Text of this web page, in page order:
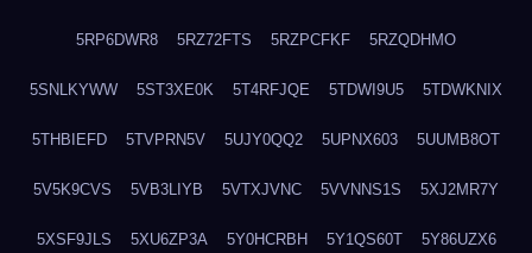
5RP6DWR8 5RZ72FTS 5RZPCFKF 5RZQDHMO
5SNLKYWW 5ST3XE0K 5T4RFJQE 5TDWI9U5 5TDWKNIX
5THBIEFD 5TVPRN5V 5UJY0QQ2 5UPNX603 5UUMB8OT
5V5K9CVS 5VB3LIYB 5VTXJVNC 5VVNNS1S 5XJ2MR7Y
5XSF9JLS 5XU6ZP3A 5Y0HCRBH 5Y1QS60T 5Y86UZX6